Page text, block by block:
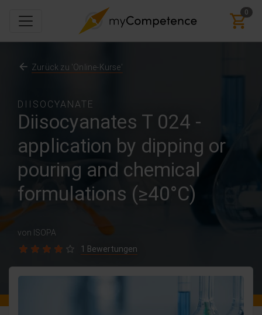
0
DIISOCYANATE
Diisocyanates T 024 -
application by dipping or
pouring and chemical
formulations (≥40°C)
von ISOPA
1 Bewertungen
Zurück zu 'Online-Kurse'